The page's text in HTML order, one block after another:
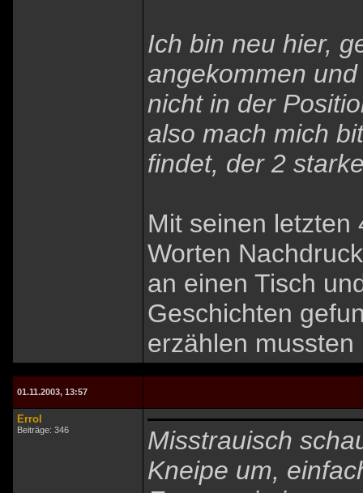
Ich bin neu hier,
angekommen
nicht in der
also mach mich
findet, der 2
Mit seinen letzten
Worten
an einen Tisch
Geschichten
erzählen
01.11.2003, 13:57
Errol
Beiträge: 346
Misstrauisch
Kneipe um,